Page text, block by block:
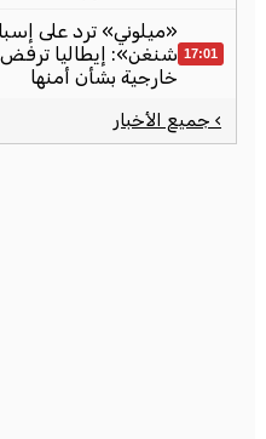
17:01
«ميلوني» ترد على
شنغن»: إيطاليا ترفض
خارجية بشأن أمنها
› جميع الأخبار